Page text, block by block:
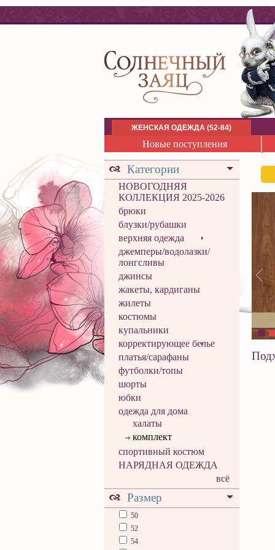
ЖЕНСКАЯ ОДЕЖДА (52-84)
Новые поступления
Категории
НОВОГОДНЯЯ
КОЛЛЕКЦИЯ 2025-2026
брюки
блузки/рубашки
верхняя одежда
джемперы/водолазки/
лонгсливы
джинсы
жакеты, кардиганы
жилеты
костюмы
купальники
корректирующее белье
платья/сарафаны
футболки/топы
шорты
юбки
одежда для дома
халаты
комплект
спортивный костюм
НАРЯДНАЯ ОДЕЖДА
всё
Размер
50
52
54